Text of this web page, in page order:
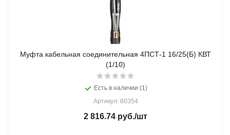
Муфта кабельная соединительная 4ПСТ-1 16/25(Б) КВТ
(1/10)
Есть в наличии (1)
Артикул: 60354
2 816.74 руб./шт